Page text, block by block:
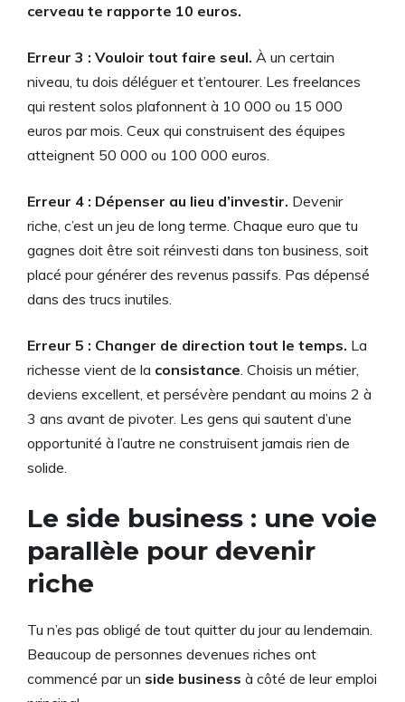
cerveau te rapporte 10 euros.
Erreur 3 : Vouloir tout faire seul. À un certain
niveau, tu dois déléguer et t’entourer. Les freelances
qui restent solos plafonnent à 10 000 ou 15 000
euros par mois. Ceux qui construisent des équipes
atteignent 50 000 ou 100 000 euros.
Erreur 4 : Dépenser au lieu d’investir. Devenir
riche, c’est un jeu de long terme. Chaque euro que tu
gagnes doit être soit réinvesti dans ton business, soit
placé pour générer des revenus passifs. Pas dépensé
dans des trucs inutiles.
Erreur 5 : Changer de direction tout le temps. La
richesse vient de la consistance . Choisis un métier,
deviens excellent, et persévère pendant au moins 2 à
3 ans avant de pivoter. Les gens qui sautent d’une
opportunité à l’autre ne construisent jamais rien de
solide.
Le side business : une voie
parallèle pour devenir
riche
Tu n’es pas obligé de tout quitter du jour au lendemain.
Beaucoup de personnes devenues riches ont
commencé par un side business à côté de leur emploi